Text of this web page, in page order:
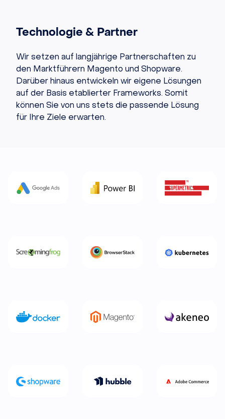
Technologie & Partner
Wir setzen auf langjährige Partnerschaften zu
den Marktführern Magento und Shopware.
Darüber hinaus entwickeln wir eigene Lösungen
auf der Basis etablierter Frameworks. Somit
können Sie von uns stets die passende Lösung
für Ihre Ziele erwarten.